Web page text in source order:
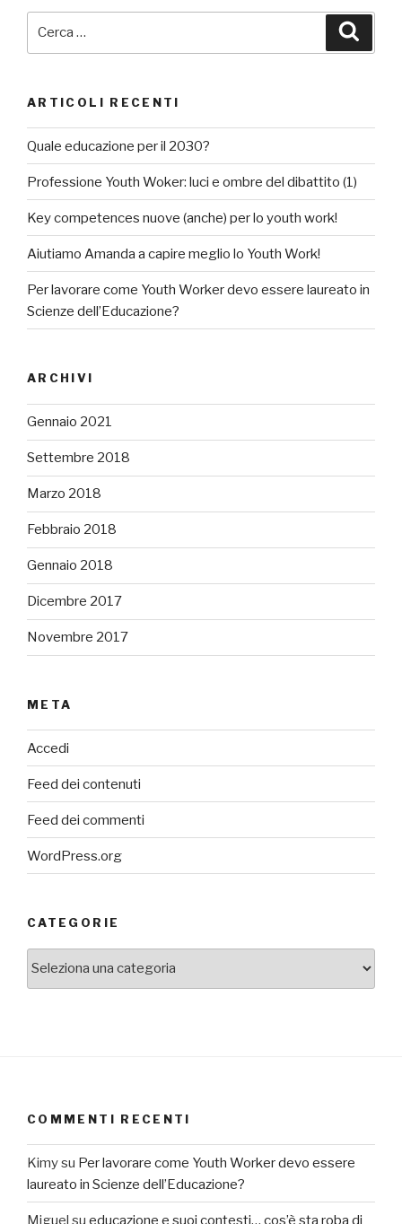
ARTICOLI RECENTI
Quale educazione per il 2030?
Professione Youth Woker: luci e ombre del dibattito (1)
Key competences nuove (anche) per lo youth work!
Aiutiamo Amanda a capire meglio lo Youth Work!
Per lavorare come Youth Worker devo essere laureato in
Scienze dell’Educazione?
ARCHIVI
Gennaio 2021
Settembre 2018
Marzo 2018
Febbraio 2018
Gennaio 2018
Dicembre 2017
Novembre 2017
META
Accedi
Feed dei contenuti
Feed dei commenti
WordPress.org
CATEGORIE
categorie
COMMENTI RECENTI
Kimysu Per lavorare come Youth Worker devo essere
laureato in Scienze dell’Educazione?
Miguel su educazione e suoi contesti… cos’è sta roba di